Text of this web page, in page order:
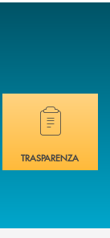
immediata?
Hai bisogno di
TRASPARENZA